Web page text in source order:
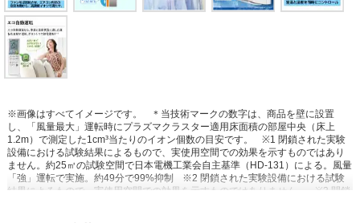
※画像はすべてイメージです。
＊当技術マークの数字は、商品を壁に設置
し、「風量最大」運転時にプラズマクラスター適用床面積の部屋中央（床上
1.2m）で測定した1cm³当たりのイオン個数の目安です。
※1 閉鎖された実験
設備における試験結果によるもので、実使用空間での効果を示すものではあり
ません。約25㎥の試験空間で日本電機工業会自主基準（HD-131）による。風量
「強」運転で実施。約49分で99%抑制
※2 閉鎖された実験設備における試験
結果によるもので、実使用空間での効果を示すものではありません。
※3 閉鎖